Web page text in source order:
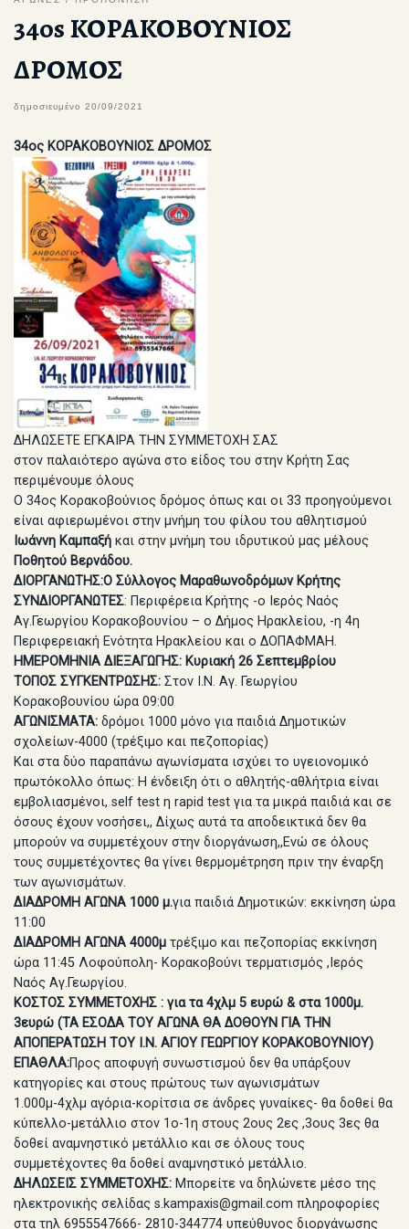
34os ΚΟΡΑΚΟΒΟΥΝΙΟΣ
ΔΡΟΜΟΣ
δημοσιευμένο 20/09/2021
34ος ΚΟΡΑΚΟΒΟΥΝΙΟΣ ΔΡΟΜΟΣ
ΔΗΛΩΣΕΤΕ ΕΓΚΑΙΡΑ ΤΗΝ ΣΥΜΜΕΤΟΧΗ ΣΑΣ
στον παλαιότερο αγώνα στο είδος του στην Κρήτη Σας
περιμένουμε όλους
Ο 34ος Κορακοβούνιος δρόμος όπως και οι 33 προηγούμενοι
είναι αφιερωμένοι στην μνήμη του φίλου του αθλητισμού
Ιωάννη Καμπαξή και στην μνήμη του ιδρυτικού μας μέλους
Ποθητού Βερνάδου.
ΔΙΟΡΓΑΝΩΤΗΣ:Ο Σύλλογος Μαραθωνοδρόμων Κρήτης
ΣΥΝΔΙΟΡΓΑΝΩΤΕΣ: Περιφέρεια Κρήτης -ο Ιερός Ναός
Αγ.Γεωργίου Κορακοβουνίου – ο Δήμος Ηρακλείου, -η 4η
Περιφερειακή Ενότητα Ηρακλείου και ο ΔΟΠΑΦΜΑΗ.
ΗΜΕΡΟΜΗΝΙΑ ΔΙΕΞΑΓΩΓΗΣ: Κυριακή 26 Σεπτεμβρίου
ΤΟΠΟΣ ΣΥΓΚΕΝΤΡΩΣΗΣ: Στον Ι.Ν. Αγ. Γεωργίου
Κορακοβουνίου ώρα 09:00
ΑΓΩΝΙΣΜΑΤΑ: δρόμοι 1000 μόνο για παιδιά Δημοτικών
σχολείων-4000 (τρέξιμο και πεζοπορίας)
Και στα δύο παραπάνω αγωνίσματα ισχύει το υγειονομικό
πρωτόκολλο όπως: Η ένδειξη ότι ο αθλητής-αθλήτρια είναι
εμβολιασμένοι, self test η rapid test για τα μικρά παιδιά και σε
όσους έχουν νοσήσει,, Δίχως αυτά τα αποδεικτικά δεν θα
μπορούν να συμμετέχουν στην διοργάνωση,,Ενώ σε όλους
τους συμμετέχοντες θα γίνει θερμομέτρηση πριν την έναρξη
των αγωνισμάτων.
ΔΙΑΔΡΟΜΗ ΑΓΩΝΑ 1000 μ.για παιδιά Δημοτικών: εκκίνηση ώρα
11:00
ΔΙΑΔΡΟΜΗ ΑΓΩΝΑ 4000μ τρέξιμο και πεζοπορίας εκκίνηση
ώρα 11:45 Λοφούπολη- Κορακοβούνι τερματισμός ,Ιερός
Ναός Αγ.Γεωργίου.
ΚΟΣΤΟΣ ΣΥΜΜΕΤΟΧΗΣ : για τα 4χλμ 5 ευρώ & στα 1000μ.
3ευρώ (ΤΑ ΕΣΟΔΑ ΤΟΥ ΑΓΩΝΑ ΘΑ ΔΟΘΟΥΝ ΓΙΑ ΤΗΝ
ΑΠΟΠΕΡΑΤΩΣΗ ΤΟΥ Ι.Ν. ΑΓΙΟΥ ΓΕΩΡΓΙΟΥ ΚΟΡΑΚΟΒΟΥΝΙΟΥ)
ΕΠΑΘΛΑ:Προς αποφυγή συνωστισμού δεν θα υπάρξουν
κατηγορίες και στους πρώτους των αγωνισμάτων
1.000μ-4χλμ αγόρια-κορίτσια σε άνδρες γυναίκες- θα δοθεί θα
κύπελλο-μετάλλιο στον 1ο-1η στους 2ους 2ες ,3ους 3ες θα
δοθεί αναμνηστικό μετάλλιο και σε όλους τους
συμμετέχοντες θα δοθεί αναμνηστικό μετάλλιο.
ΔΗΛΩΣΕΙΣ ΣΥΜΜΕΤΟΧΗΣ: Μπορείτε να δηλώνετε μέσο της
ηλεκτρονικής σελίδας s.kampaxis@gmail.com πληροφορίες
στα τηλ 6955547666- 2810-344774 υπεύθυνος διοργάνωσης